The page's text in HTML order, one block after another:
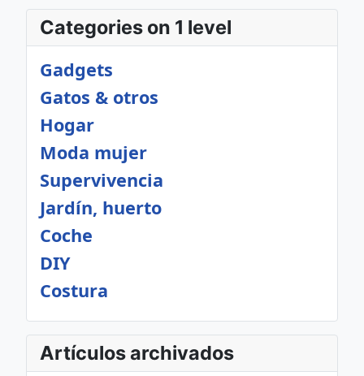
Categories on 1 level
Gadgets
Gatos & otros
Hogar
Moda mujer
Supervivencia
Jardín, huerto
Coche
DIY
Costura
Artículos archivados